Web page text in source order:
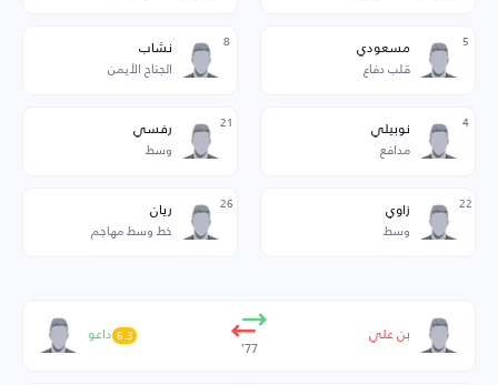
5 مسعودي
قلب دفاع
8 نشاب
الجناح الأيمن
4 نوبيلي
مدافع
21 رفسي
وسط
22 زاوي
وسط
26 ريان
خط وسط مهاجم
بن علي
77’
داعو 6.3